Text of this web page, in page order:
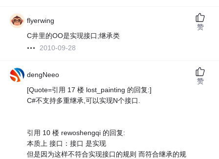
flyerwing
C井里的OO是实现接口;继承类
2010-09-28
赞
dengNeeo
[Quote=引用 17 楼 lost_painting 的回复:]
C#不支持多重继承,可以实现N个接口.
引用 10 楼 rewoshengqi 的回复:
本质上 接口：接口 是实现
但是因为这样不符合实现接口的规则 而符合继承的规
赞